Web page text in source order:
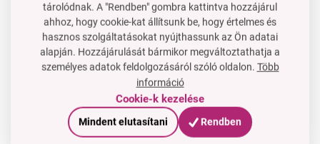
OFFICE | irodai szervező öt
rekesszel | íróeszközök és
irodai kellékek tartója
5 PE
Ár neked
A kosárba
Raktáron
SZÉPSÉG | tartós műanyag
kozmetikai szervező | 7
rekesz és 2 fiók
12 PE
Ár neked
A kosárba
Raktáron
tárolódnak. A "Rendben" gombra kattintva hozzájárul
ahhoz, hogy cookie-kat állítsunk be, hogy értelmes és
hasznos szolgáltatásokat nyújthassunk az Ön adatai
alapján. Hozzájárulását bármikor megváltoztathatja a
személyes adatok feldolgozásáról szóló oldalon. Több
információ
Cookie-k kezelése
Mindent elutasítani Rendben